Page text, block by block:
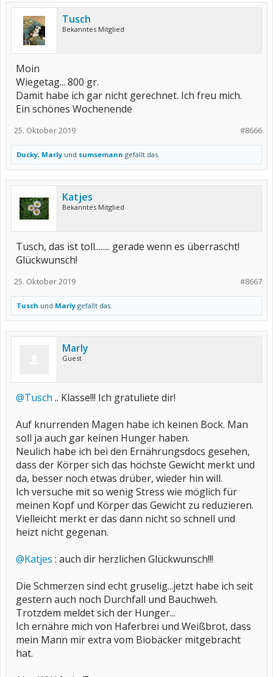
Tusch
Bekanntes Mitglied
Moin
Wiegetag... 800 gr.
Damit habe ich gar nicht gerechnet. Ich freu mich.
Ein schönes Wochenende
#8666
25. Oktober 2019
Ducky, Marly und sumsemann gefällt das.
Katjes
Bekanntes Mitglied
Tusch, das ist toll........ gerade wenn es überrascht!
Glückwunsch!
#8667
25. Oktober 2019
Tusch und Marly gefällt das.
Marly
Guest
@Tusch .. Klasse!!! Ich gratuliete dir!
Auf knurrenden Magen habe ich keinen Bock. Man
soll ja auch gar keinen Hunger haben.
Neulich habe ich bei den Ernährungsdocs gesehen,
dass der Körper sich das höchste Gewicht merkt und
da, besser noch etwas drüber, wieder hin will.
Ich versuche mit so wenig Stress wie möglich für
meinen Kopf und Körper das Gewicht zu reduzieren.
Vielleicht merkt er das dann nicht so schnell und
heizt nicht gegenan.
@Katjes : auch dir herzlichen Glückwunsch!!!
Die Schmerzen sind echt gruselig...jetzt habe ich seit
gestern auch noch Durchfall und Bauchweh.
Trotzdem meldet sich der Hunger...
Ich ernähre mich von Haferbrei und Weißbrot, dass
mein Mann mir extra vom Biobäcker mitgebracht
hat.